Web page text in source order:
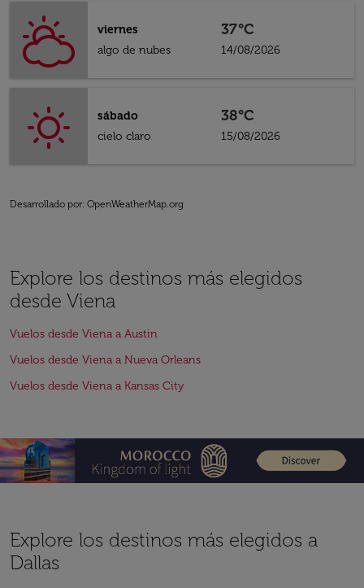
viernes
algo de nubes
37°C
14/08/2026
sábado
cielo claro
38°C
15/08/2026
Desarrollado por: OpenWeatherMap.org
Explore los destinos más elegidos
desde Viena
Vuelos desde Viena a Austin
Vuelos desde Viena a Nueva Orleans
Vuelos desde Viena a Kansas City
Explore los destinos más elegidos a
Dallas